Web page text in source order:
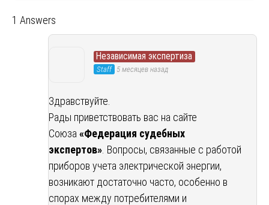
1 Answers
Независимая экспертиза
Staff 5 месяцев назад
Здравствуйте.
Рады приветствовать вас на сайте
Союза «Федерация судебных
экспертов» . Вопросы, связанные с работой
приборов учета электрической энергии,
возникают достаточно часто, особенно в
спорах между потребителями и